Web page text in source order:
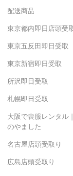
配送商品
東京都内即日店頭受
東京五反田即日受取
東京新宿即日受取
所沢即日受取
札幌即日受取
大阪で喪服レンタル
のやました
名古屋店頭受取り
広島店頭受取り